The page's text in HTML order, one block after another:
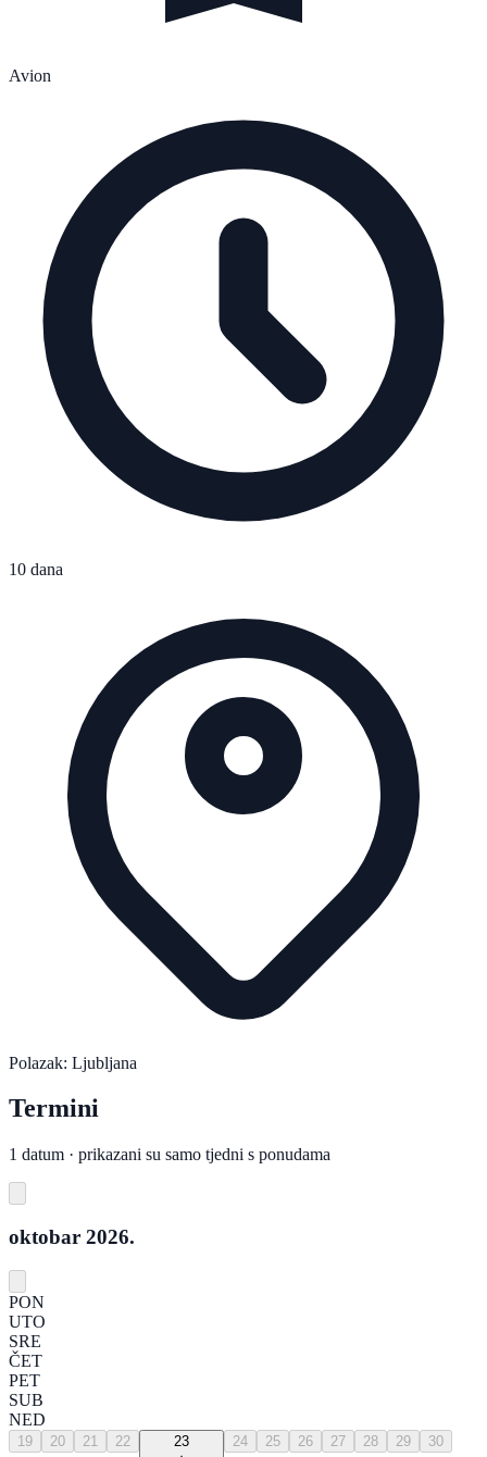
Avion
10 dana
Polazak: Ljubljana
Termini
1 datum · prikazani su samo tjedni s ponudama
oktobar 2026.
PON
UTO
SRE
ČET
PET
SUB
NED
19 20 21 22 23 24 25 26 27 28 29 30